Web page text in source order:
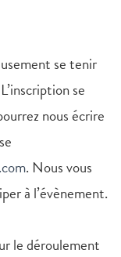
se tenir
se
nous écrire
. Nous vous
à l’évènement.
le déroulement